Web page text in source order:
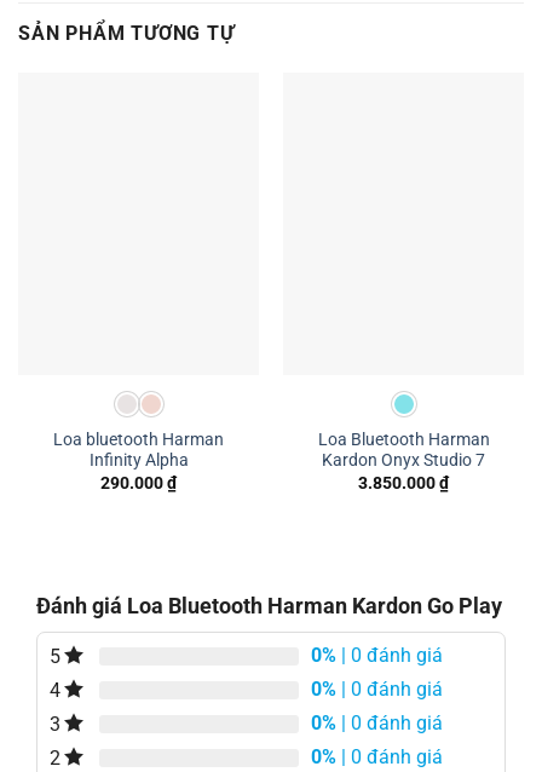
SẢN PHẨM TƯƠNG TỰ
Loa bluetooth Harman
Infinity Alpha
290.000₫
Loa Bluetooth Harman
Kardon Onyx Studio 7
3.850.000₫
Đánh giá Loa Bluetooth Harman Kardon Go Play
5 0% | 0 đánh giá
4
0% | 0 đánh giá
3
0% | 0 đánh giá
2
0% | 0 đánh giá